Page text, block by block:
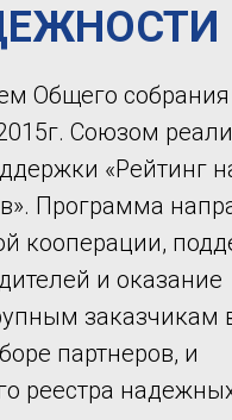
Общего
Союзом
«Рейтинг
Программа
кооперации,
и оказание
заказчикам
партнеров, и
реестра